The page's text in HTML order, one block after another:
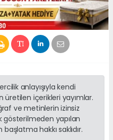
anlayışıyla kendi
içerikleri yayımlar.
ve metinlerin izinsiz
gösterilmeden yapılan
hakkı saklıdır.